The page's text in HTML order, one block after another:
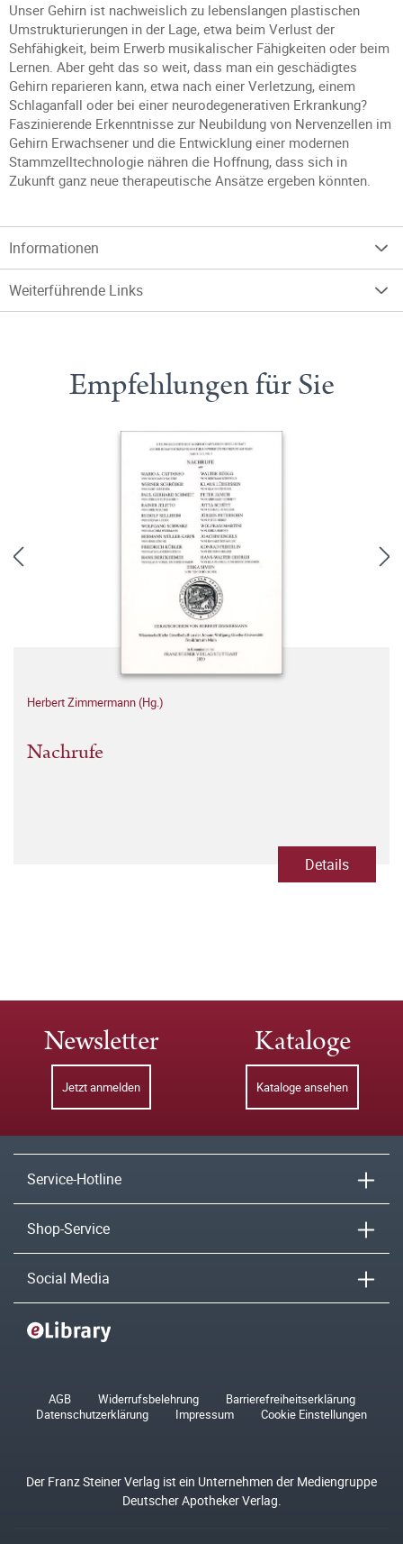
Unser Gehirn ist nachweislich zu lebenslangen plastischen
Umstrukturierungen in der Lage, etwa beim Verlust der
Sehfähigkeit, beim Erwerb musikalischer Fähigkeiten oder beim
Lernen. Aber geht das so weit, dass man ein geschädigtes
Gehirn reparieren kann, etwa nach einer Verletzung, einem
Schlaganfall oder bei einer neurodegenerativen Erkrankung?
Faszinierende Erkenntnisse zur Neubildung von Nervenzellen im
Gehirn Erwachsener und die Entwicklung einer modernen
Stammzelltechnologie nähren die Hoffnung, dass sich in
Zukunft ganz neue therapeutische Ansätze ergeben könnten.
Informationen
Weiterführende Links
Empfehlungen für Sie
Herbert Zimmermann (Hg.)
Nachrufe
Details
Newsletter
Jetzt anmelden
Kataloge
Kataloge ansehen
Service-Hotline
Shop-Service
Social Media
AGB Widerrufsbelehrung
Barrierefreiheitserklärung
Datenschutzerklärung
Impressum Cookie Einstellungen
Der Franz Steiner Verlag ist ein Unternehmen der Mediengruppe
Deutscher Apotheker Verlag.